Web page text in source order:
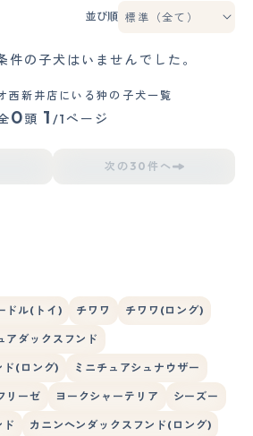
並び順
件の子犬はいませんでした。
西新井店にいる狆の子犬一覧
0頭 1 /1ページ
次の30件へ
ドル(トイ) チワワ チワワ(ロング)
アダックスフンド
ド(ロング) ミニチュアシュナウザー
リーゼ ヨークシャーテリア シーズー
ド カニンヘンダックスフンド(ロング)